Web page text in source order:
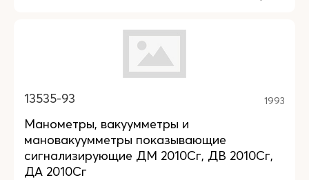
13535-93 1993
Манометры, вакуумметры и
мановакуумметры показывающие
сигнализирующие ДМ 2010Сг, ДВ 2010Сг,
ДА 2010Сг